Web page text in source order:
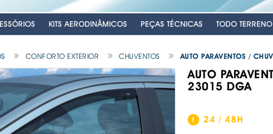
. EMERGENCIA
. PLACAS RETRORREFLECTORAS
. ANTENAS AUTO
. CABOS DE
TPMS
. EMERGENCIA
. MATRÍCULAS
. MATRÍCULAS - EQUIPAMENTOS &
ACESSÓRIOS
KITS AERODINÂMICOS PEÇAS TÉCNICAS TODO TERRENO
. CUBOS RODA MANUAIS
CARRO
. EMERGENCIA
. CHAVES DE
.
. CORTINAS PARA CARRO
. MOCAS / MANETES VELOCIDADES
. DISCOS DE
. KITS
CONFORTO EXTERIOR CHUVENTOS AUTO PARAVENTOS /
AUTO
23015 DGA
24 / 48H